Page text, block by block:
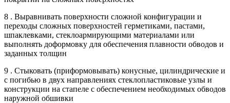
8 . Выравнивать поверхности сложной конфигурации и
переходы сложных поверхностей герметиками, пастами,
шпаклевками, стеклоармирующими материалами или
выполнять доформовку для обеспечения плавности обводов и
заданных толщин
9 . Стыковать (приформовывать) конусные, цилиндрические и
с погибью в двух направлениях стеклопластиковые узлы и
конструкции на стапеле с обеспечением необходимых обводов
наружной обшивки